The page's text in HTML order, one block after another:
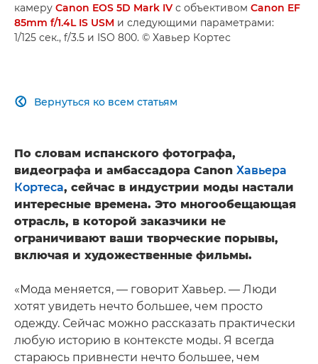
камеру Canon EOS 5D Mark IV с объективом Canon EF
85mm f/1.4L IS USM и следующими параметрами:
1/125 сек., f/3.5 и ISO 800. © Хавьер Кортес
Вернуться ко всем статьям

По словам испанского фотографа,
видеографа и амбассадора Canon Хавьера
Кортеса, сейчас в индустрии моды настали
интересные времена. Это многообещающая
отрасль, в которой заказчики не
ограничивают ваши творческие порывы,
включая и художественные фильмы.
«Мода меняется, — говорит Хавьер. — Люди
хотят увидеть нечто большее, чем просто
одежду. Сейчас можно рассказать практически
любую историю в контексте моды. Я всегда
стараюсь привнести нечто большее, чем